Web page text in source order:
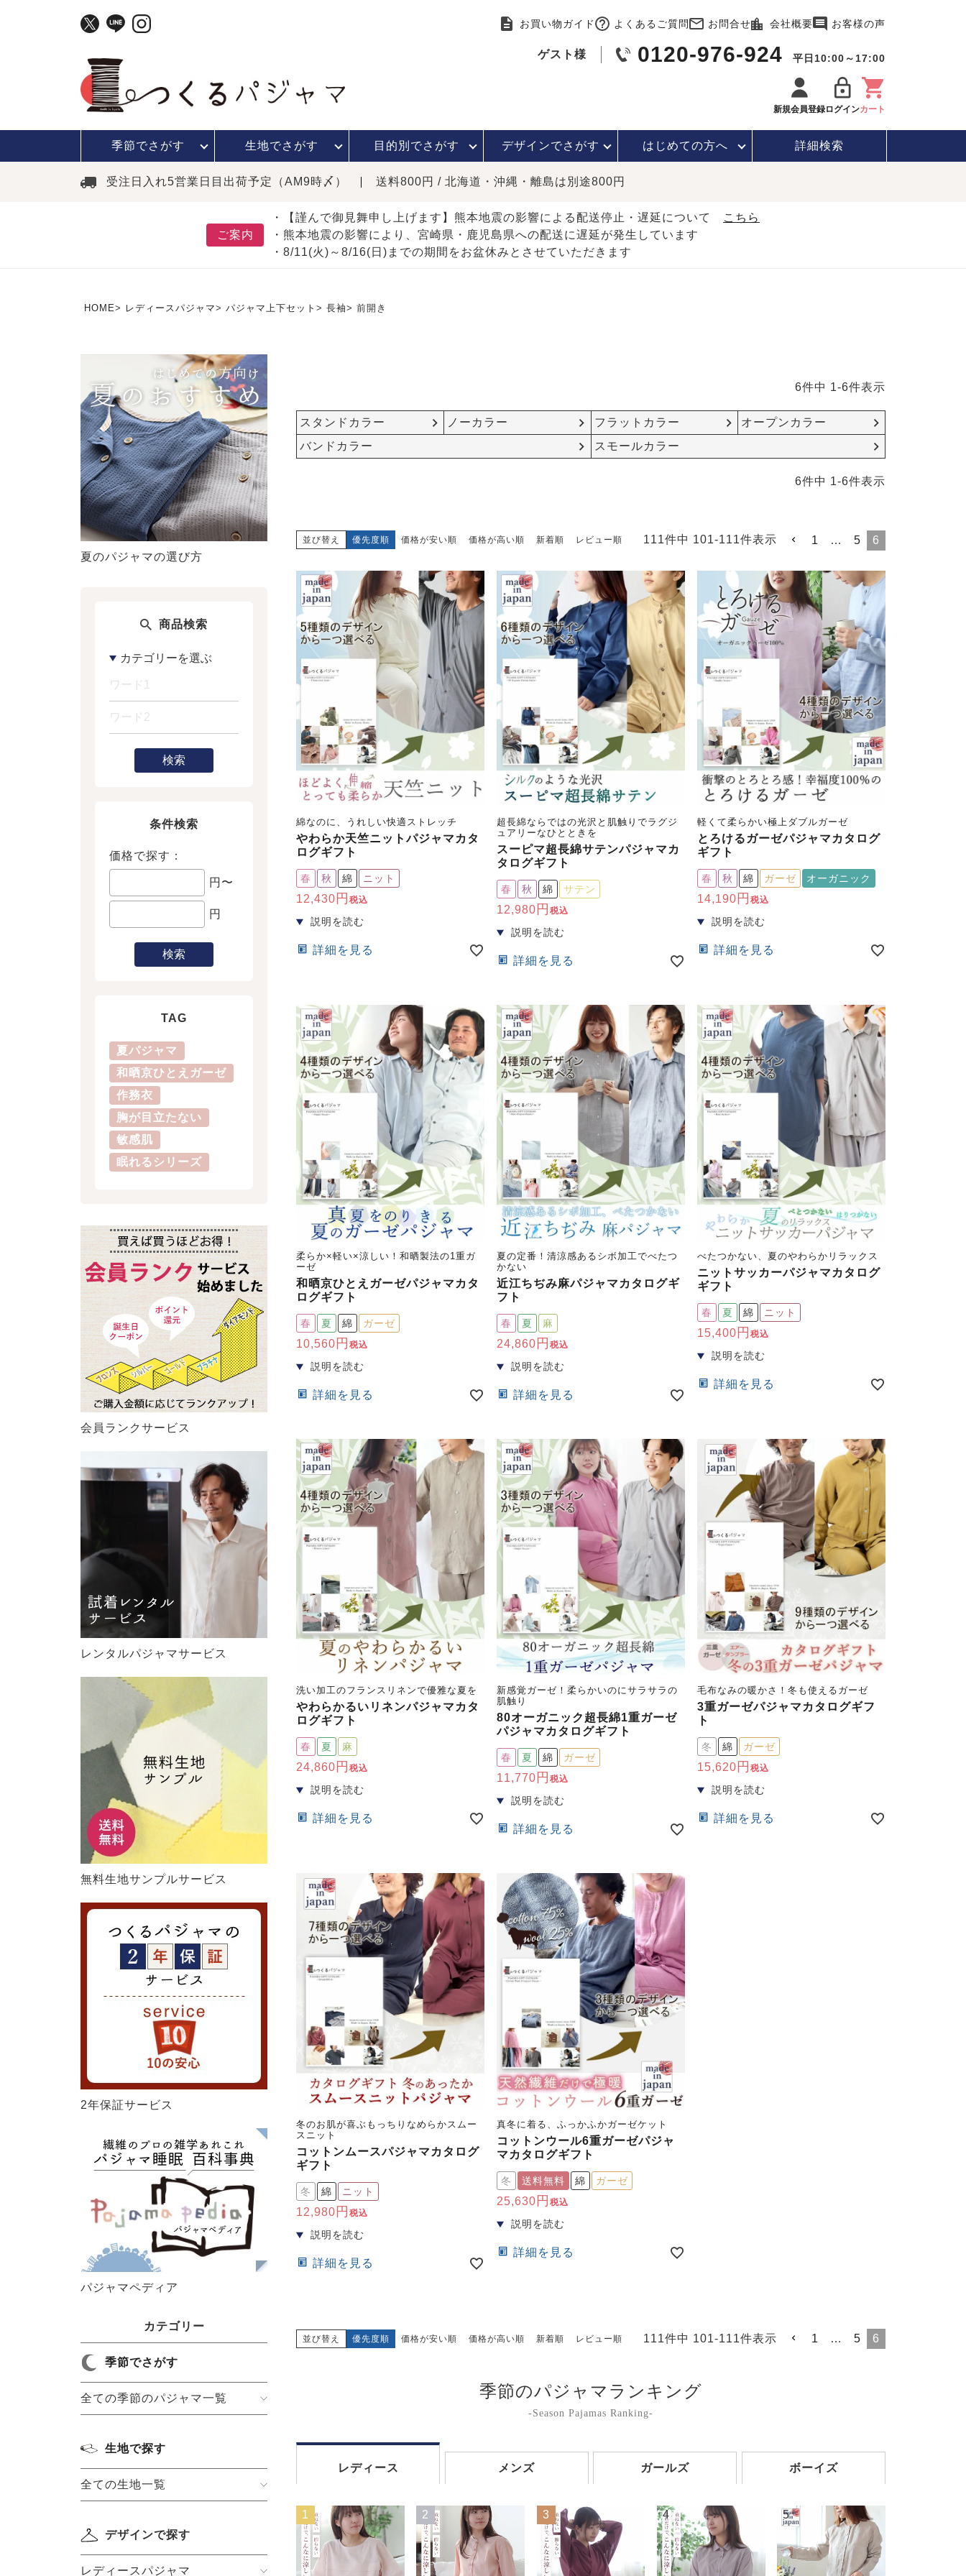
お買い物ガイド よくあるご質問 お問合せ 会社概要 お客様の声
ゲスト様 0120-976-924 平日10:00～17:00
新規会員登録ログインカート
季節でさがす 生地でさがす 目的別でさがす デザインでさがす はじめての方へ 詳細検索
受注日入れ5営業日目出荷予定（AM9時〆） 送料800円 / 北海道・沖縄・離島は別途800円
ご案内
・【謹んで御見舞申し上げます】熊本地震の影響による配送停止・遅延について
こちら
・熊本地震の影響により、宮崎県・鹿児島県への配送に遅延が発生しています
・8/11(火)～8/16(日)までの期間をお盆休みとさせていただきます
HOME レディースパジャマ パジャマ上下セット 長袖 前開き
夏のパジャマの選び方
商品検索
検索
条件検索
価格で探す：
円〜
円
検索
TAG
夏パジャマ
和晒京ひとえガーゼ
作務衣
胸が目立たない
敏感肌
眠れるシリーズ
会員ランクサービス
レンタルパジャマサービス
無料生地サンプルサービス
2年保証サービス
パジャマペディア
カテゴリー
季節でさがす
全ての季節のパジャマ一覧
生地で探す
全ての生地一覧
デザインで探す
レディースパジャマ
6件中 1-6件表示
スタンドカラー ノーカラー フラットカラー
オープンカラー
バンドカラー
スモールカラー
6件中 1-6件表示
並び替え 優先度順 価格が安い順 価格が高い順 新着順 レビュー順 111件中 101-111件表示 1 … 5 6
綿なのに、うれしい快適ストレッチ
やわらか天竺ニットパジャマカタ
ログギフト
春 秋 綿 ニット
12,430 税込
詳細を見る
超長綿ならではの光沢と肌触りでラグジ
ュアリーなひとときを
スーピマ超長綿サテンパジャマカ
タログギフト
春 秋 綿 サテン
12,980 税込
詳細を見る
軽くて柔らかい極上ダブルガーゼ
とろけるガーゼパジャマカタログ
ギフト
春 秋 綿 ガーゼ オーガニック
14,190 税込
詳細を見る
柔らか×軽い×涼しい！和晒製法の1重ガ
ーゼ
和晒京ひとえガーゼパジャマカタ
ログギフト
春 夏 綿 ガーゼ
10,560 税込
詳細を見る
夏の定番！清涼感あるシボ加工でべたつ
かない
近江ちぢみ麻パジャマカタログギ
フト
春 夏 麻
24,860 税込
詳細を見る
べたつかない、夏のやわらかリラックス
ニットサッカーパジャマカタログ
ギフト
春 夏 綿 ニット
15,400 税込
詳細を見る
洗い加工のフランスリネンで優雅な夏を
やわらかるいリネンパジャマカタ
ログギフト
春 夏 麻
24,860 税込
詳細を見る
新感覚ガーゼ！柔らかいのにサラサラの
肌触り
80オーガニック超長綿1重ガーゼ
パジャマカタログギフト
春 夏 綿 ガーゼ
11,770 税込
詳細を見る
毛布なみの暖かさ！冬も使えるガーゼ
3重ガーゼパジャマカタログギフ
ト
冬 綿 ガーゼ
15,620 税込
詳細を見る
冬のお肌が喜ぶもっちりなめらかスムー
スニット
コットンムースパジャマカタログ
ギフト
冬 綿 ニット
12,980 税込
詳細を見る
真冬に着る、ふっかふかガーゼケット
コットンウール6重ガーゼパジャ
マカタログギフト
冬 送料無料 綿 ガーゼ
25,630 税込
詳細を見る
並び替え 優先度順 価格が安い順 価格が高い順 新着順 レビュー順 111件中 101-111件表示 1 … 5 6
季節のパジャマランキング
-Season Pajamas Ranking-
レディース メンズ ガールズ ボーイズ
1 2 3 4 5